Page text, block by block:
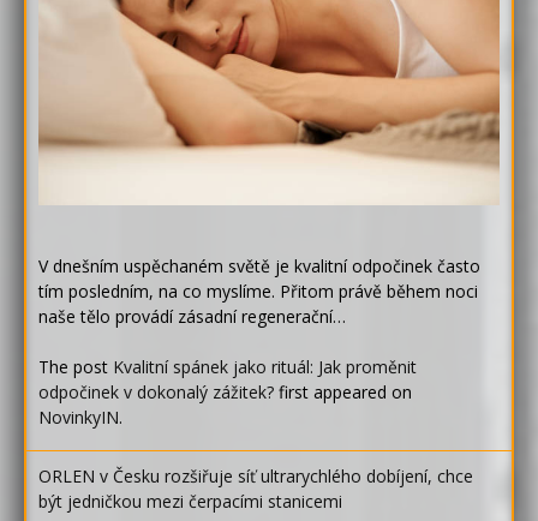
V dnešním uspěchaném světě je kvalitní odpočinek často
tím posledním, na co myslíme. Přitom právě během noci
naše tělo provádí zásadní regenerační…
The post Kvalitní spánek jako rituál: Jak proměnit
odpočinek v dokonalý zážitek? first appeared on
NovinkyIN.
ORLEN v Česku rozšiřuje síť ultrarychlého dobíjení, chce
být jedničkou mezi čerpacími stanicemi